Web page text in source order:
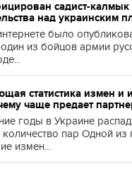
садист-калмык
над украинским
было
из бойцов армии
статистика измен и
чаще предает
годы в Украине
пар Одной из
измен...